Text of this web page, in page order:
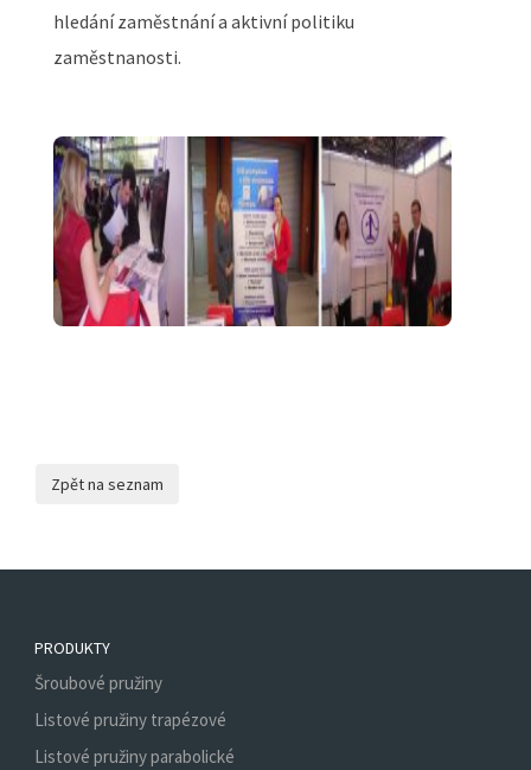
hledání zaměstnání a aktivní politiku
zaměstnanosti.
PRODUKTY
Šroubové pružiny
Listové pružiny trapézové
Listové pružiny parabolické